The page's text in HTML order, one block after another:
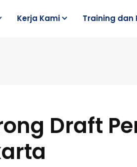
Kerja Kami Training dan
Draft